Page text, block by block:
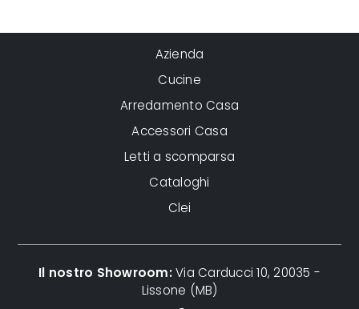
Azienda
Cucine
Arredamento Casa
Accessori Casa
Letti a scomparsa
Cataloghi
Clei
Il nostro Showroom:Via Carducci 10, 20035 -
Lissone (MB)